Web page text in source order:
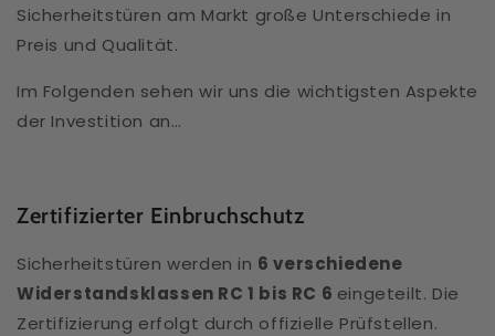
Sicherheitstüren am Markt große Unterschiede in
Preis und Qualität.
Im Folgenden sehen wir uns die wichtigsten Aspekte
der Investition an…
Zertifizierter Einbruchschutz
Sicherheitstüren werden in 6 verschiedene
Widerstandsklassen RC 1 bis RC 6 eingeteilt. Die
Zertifizierung erfolgt durch offizielle Prüfstellen.